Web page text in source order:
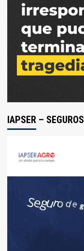
IAPSER – SEGUROS